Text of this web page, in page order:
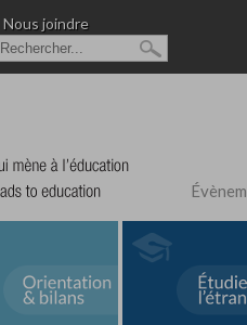
Nous joindre